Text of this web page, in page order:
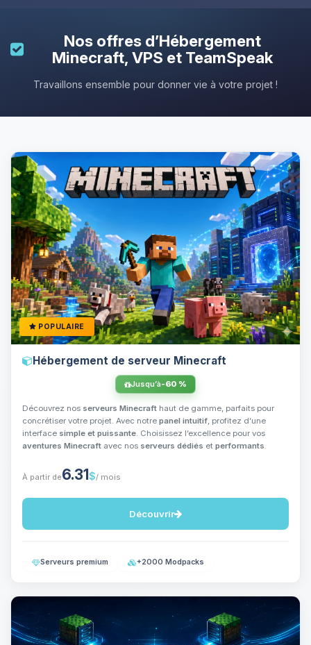
Nos offres d’Hébergement
Minecraft, VPS et TeamSpeak
Travaillons ensemble pour donner vie à votre projet !
POPULAIRE
Hébergement de serveur Minecraft
Jusqu’à-60 %
Découvrez nos serveurs Minecraft haut de gamme, parfaits pour
concrétiser votre projet. Avec notre panel intuitif, profitez d’une
interface simple et puissante. Choisissez l’excellence pour vos
aventures Minecraft avec nos serveurs dédiés et performants.
À partir de6.31 $/ mois
Découvrir
Serveurs premium +2000 Modpacks